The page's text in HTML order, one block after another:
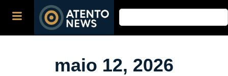
maio 12, 2026